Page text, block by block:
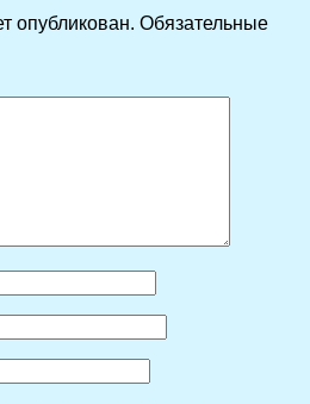
опубликован. Обязательные